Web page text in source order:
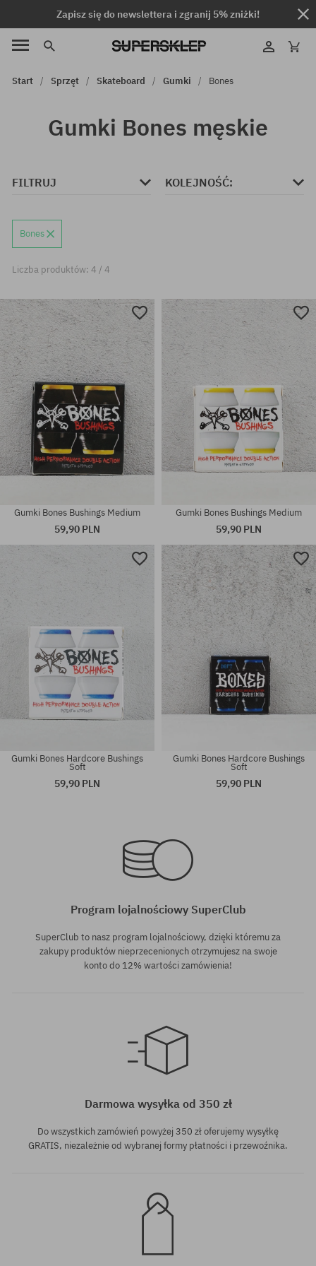
Zapisz się do newslettera i zgranij 5% zniżki!
Start Sprzęt Skateboard Gumki Bones
Gumki Bones męskie
FILTRUJ KOLEJNOŚĆ:
Bones
Liczba produktów: 4 / 4
Gumki Bones Bushings Medium
59,90 PLN
rozmiar uniwersalny
Gumki Bones Bushings Medium
59,90 PLN
Gumki Bones Hardcore Bushings
Soft
59,90 PLN
Gumki Bones Hardcore Bushings
Soft
59,90 PLN
Program lojalnościowy SuperClub
SuperClub to nasz program lojalnościowy, dzięki któremu za
zakupy produktów nieprzecenionych otrzymujesz na swoje
konto do 12% wartości zamówienia!
Darmowa wysyłka od 350 zł
Do wszystkich zamówień powyżej 350 zł oferujemy wysyłkę
GRATIS, niezależnie od wybranej formy płatności i przewoźnika.